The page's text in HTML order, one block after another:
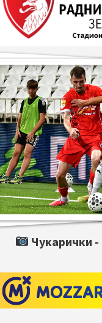
Чукарички -